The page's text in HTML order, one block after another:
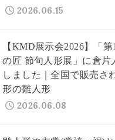
2026.06.15
【KMD展示会2026】「
の匠 節句人形展」に倉片
しました｜全国で販売さ
形の雛人形
2026.06.08